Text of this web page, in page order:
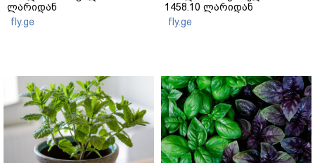
ლარიდან
fly.ge
1458.10 ლარიდან
fly.ge